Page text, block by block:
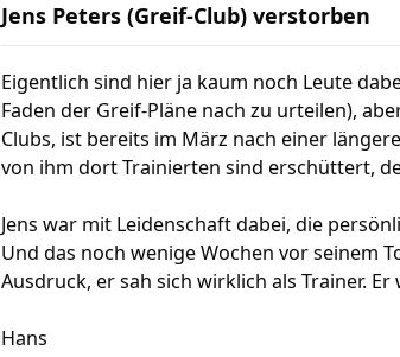
Jens Peters (Greif-Club) verstorben
Eigentlich sind hier ja kaum noch Leute
Faden der Greif-Pläne nach zu urteilen),
Clubs, ist bereits im März nach einer
von ihm dort Trainierten sind erschüttert,
Jens war mit Leidenschaft dabei, die
Und das noch wenige Wochen vor seinem
Ausdruck, er sah sich wirklich als Trainer.
Hans